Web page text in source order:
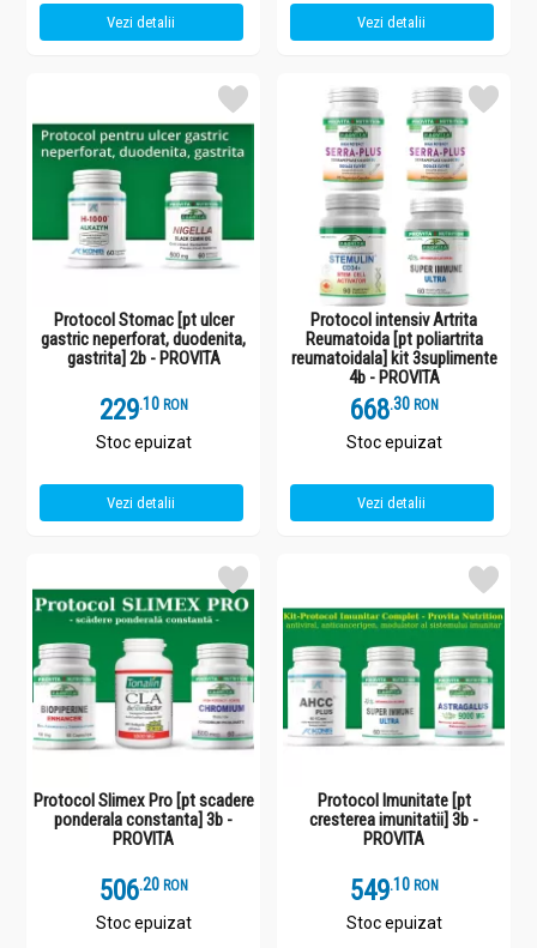
Vezi detalii Vezi detalii
Protocol Stomac [pt ulcer
gastric neperforat, duodenita,
gastrita] 2b - PROVITA
229.1 RON
Stoc epuizat
Vezi detalii
Protocol intensiv Artrita
Reumatoida [pt poliartrita
reumatoidala] kit 3suplimente
4b - PROVITA
668.3 RON
Stoc epuizat
Vezi detalii
Protocol Slimex Pro [pt scadere
ponderala constanta] 3b -
PROVITA
506.2 RON
Stoc epuizat
Protocol Imunitate [pt
cresterea imunitatii] 3b -
PROVITA
549.1 RON
Stoc epuizat